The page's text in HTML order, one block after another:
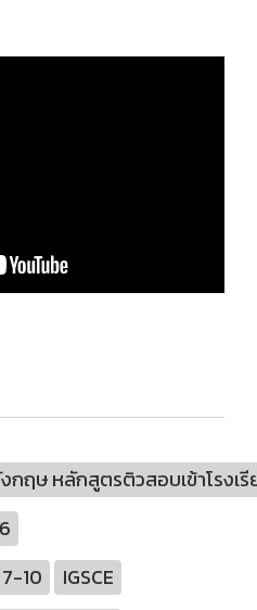
ฤษ หลักสูตรติวสอบเข้าโรงเรี
10
IGSCE